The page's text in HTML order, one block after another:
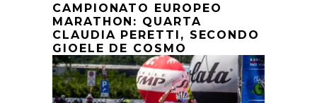
CAMPIONATO EUROPEO
MARATHON: QUARTA
CLAUDIA PERETTI, SECONDO
GIOELE DE COSMO